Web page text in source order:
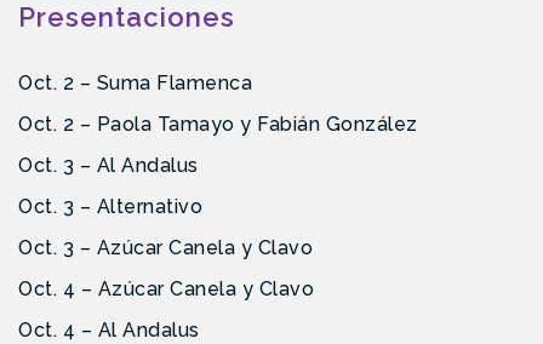
Presentaciones
Oct. 2 – Suma Flamenca
Oct. 2 – Paola Tamayo y Fabián González
Oct. 3 – Al Andalus
Oct. 3 – Alternativo
Oct. 3 – Azúcar Canela y Clavo
Oct. 4 – Azúcar Canela y Clavo
Oct. 4 – Al Andalus